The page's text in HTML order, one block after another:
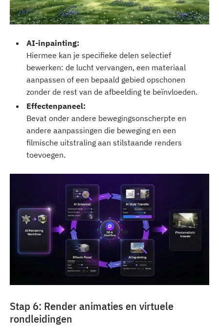
‍AI-inpainting:
Hiermee kan je specifieke delen selectief
bewerken: de lucht vervangen, een materiaal
aanpassen of een bepaald gebied opschonen
zonder de rest van de afbeelding te beïnvloeden.‍
Effectenpaneel:
Bevat onder andere bewegingsonscherpte en
andere aanpassingen die beweging en een
filmische uitstraling aan stilstaande renders
toevoegen.
Stap 6: Render animaties en virtuele
rondleidingen